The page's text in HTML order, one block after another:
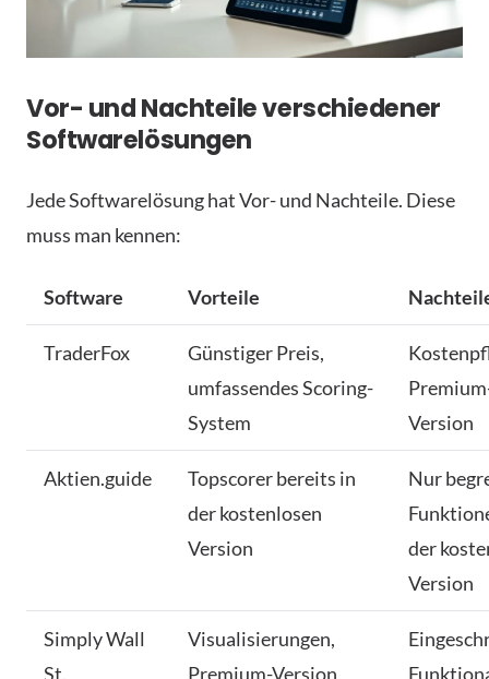
Vor- und Nachteile verschiedener
Softwarelösungen
Jede Softwarelösung hat Vor- und Nachteile. Diese
muss man kennen:
Software Vorteile
TraderFox
Günstiger Preis,
umfassendes Scoring-
System
Version
Aktien.guide
Topscorer bereits in
der kostenlosen
Version
Nur
der
Version
Simply Wall
St.
Visualisierungen,
Premium-Version